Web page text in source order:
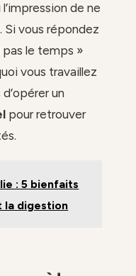
de ne
Si vous répondez
le temps »
vous travaillez
un
pour retrouver
: 5 bienfaits
la digestion